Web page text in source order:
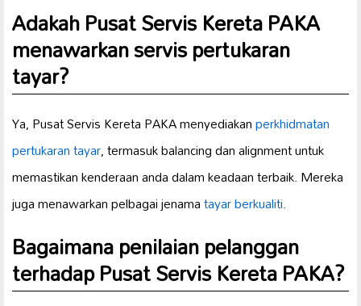
Adakah Pusat Servis Kereta PAKA
menawarkan servis pertukaran
tayar?
Ya, Pusat Servis Kereta PAKA menyediakanperkhidmatan
pertukaran tayar, termasuk balancing dan alignment untuk
memastikan kenderaan anda dalam keadaan terbaik. Mereka
juga menawarkan pelbagai jenamatayar berkualiti.
Bagaimana penilaian pelanggan
terhadap Pusat Servis Kereta PAKA?